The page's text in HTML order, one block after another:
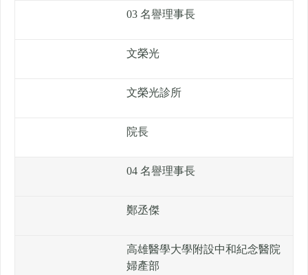
03 名譽理事長
文榮光
文榮光診所
院長
04 名譽理事長
鄭丞傑
高雄醫學大學附設中和紀念醫院
婦產部